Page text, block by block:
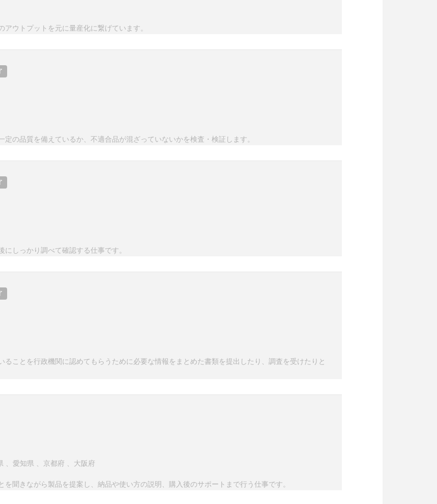
ウトプットを元に量産化に繋げています。
の品質を備えているか、不適合品が混ざっていないかを検査・検証します。
しっかり調べて確認する仕事です。
ることを行政機関に認めてもらうために必要な情報をまとめた書類を提出したり、調査を受けたりと
愛知県 京都府 大阪府
聞きながら製品を提案し、納品や使い方の説明、購入後のサポートまで行う仕事です。